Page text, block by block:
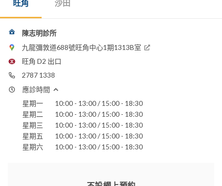
旺角 沙田
陳志明診所
九龍彌敦道688號旺角中心1期1313B室
旺角 D2 出口
2787 1338
應診時間
星期一
10:00 - 13:00 / 15:00 - 18:30
星期二
10:00 - 13:00 / 15:00 - 18:30
星期三
10:00 - 13:00 / 15:00 - 18:30
星期五
10:00 - 13:00 / 15:00 - 18:30
星期六
10:00 - 13:00 / 15:00 - 18:30